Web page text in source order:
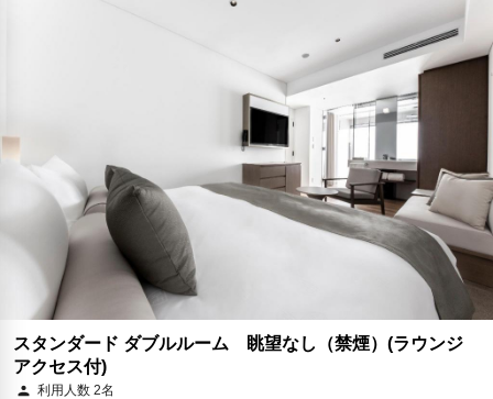
スタンダード ダブルルーム 眺望なし（禁煙）(ラウンジ
アクセス付)
利用人数 2名